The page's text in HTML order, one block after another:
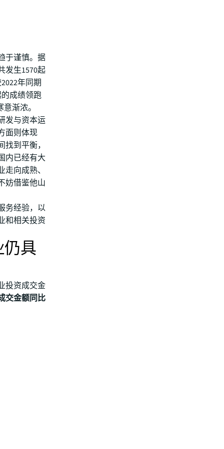
于谨慎。据
发生1570起
年同期
成绩领跑
渐浓。
发与资本运
面则体现
到平衡，
内已经有大
向成熟、
妨借鉴他山
务经验，以
和相关投资
具
投资成交金
交金额同比